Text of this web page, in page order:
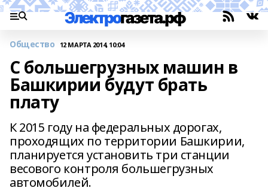
Общество 12 МАРТА 2014, 10:04
С большегрузных машин в
Башкирии будут брать
плату
К 2015 году на федеральных дорогах,
проходящих по территории Башкирии,
планируется установить три станции
весового контроля большегрузных
автомобилей.